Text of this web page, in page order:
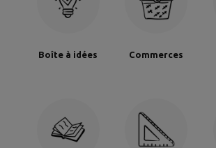
Boîte à idées Commerces